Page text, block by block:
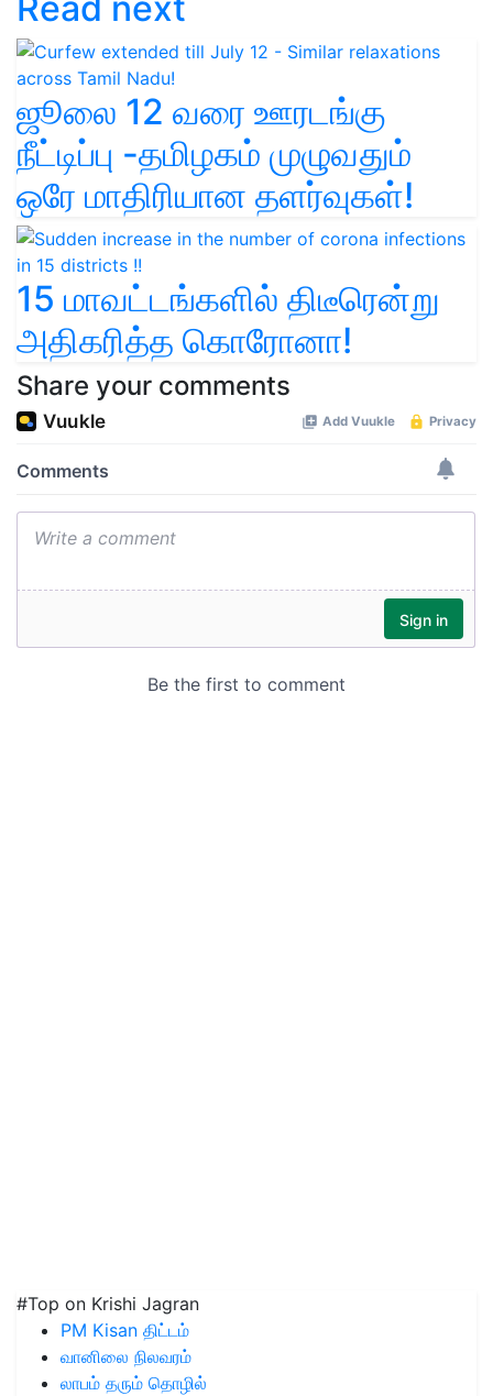
ஜூலை 12 வரை ஊரடங்கு
நீட்டிப்பு -தமிழகம் முழுவதும்
ஒரே மாதிரியான தளர்வுகள்!
15 மாவட்டங்களில் திடீரென்று
அதிகரித்த கொரோனா!
Share your comments
#Top on Krishi Jagran
PM Kisan திட்டம்
வானிலை நிலவரம்
லாபம் தரும் தொழில்